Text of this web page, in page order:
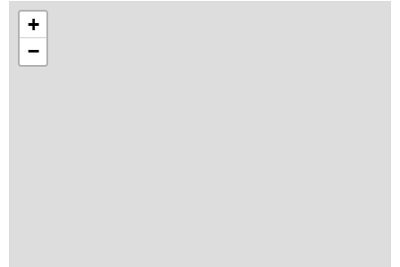
+
−